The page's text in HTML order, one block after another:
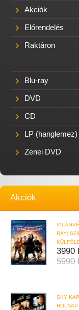
Akciók
Előrendelés
Raktáron
Blu-ray
DVD
CD
LP (hanglemez)
Zenei DVD
Akciók
RAY)
3990
5990
SKY